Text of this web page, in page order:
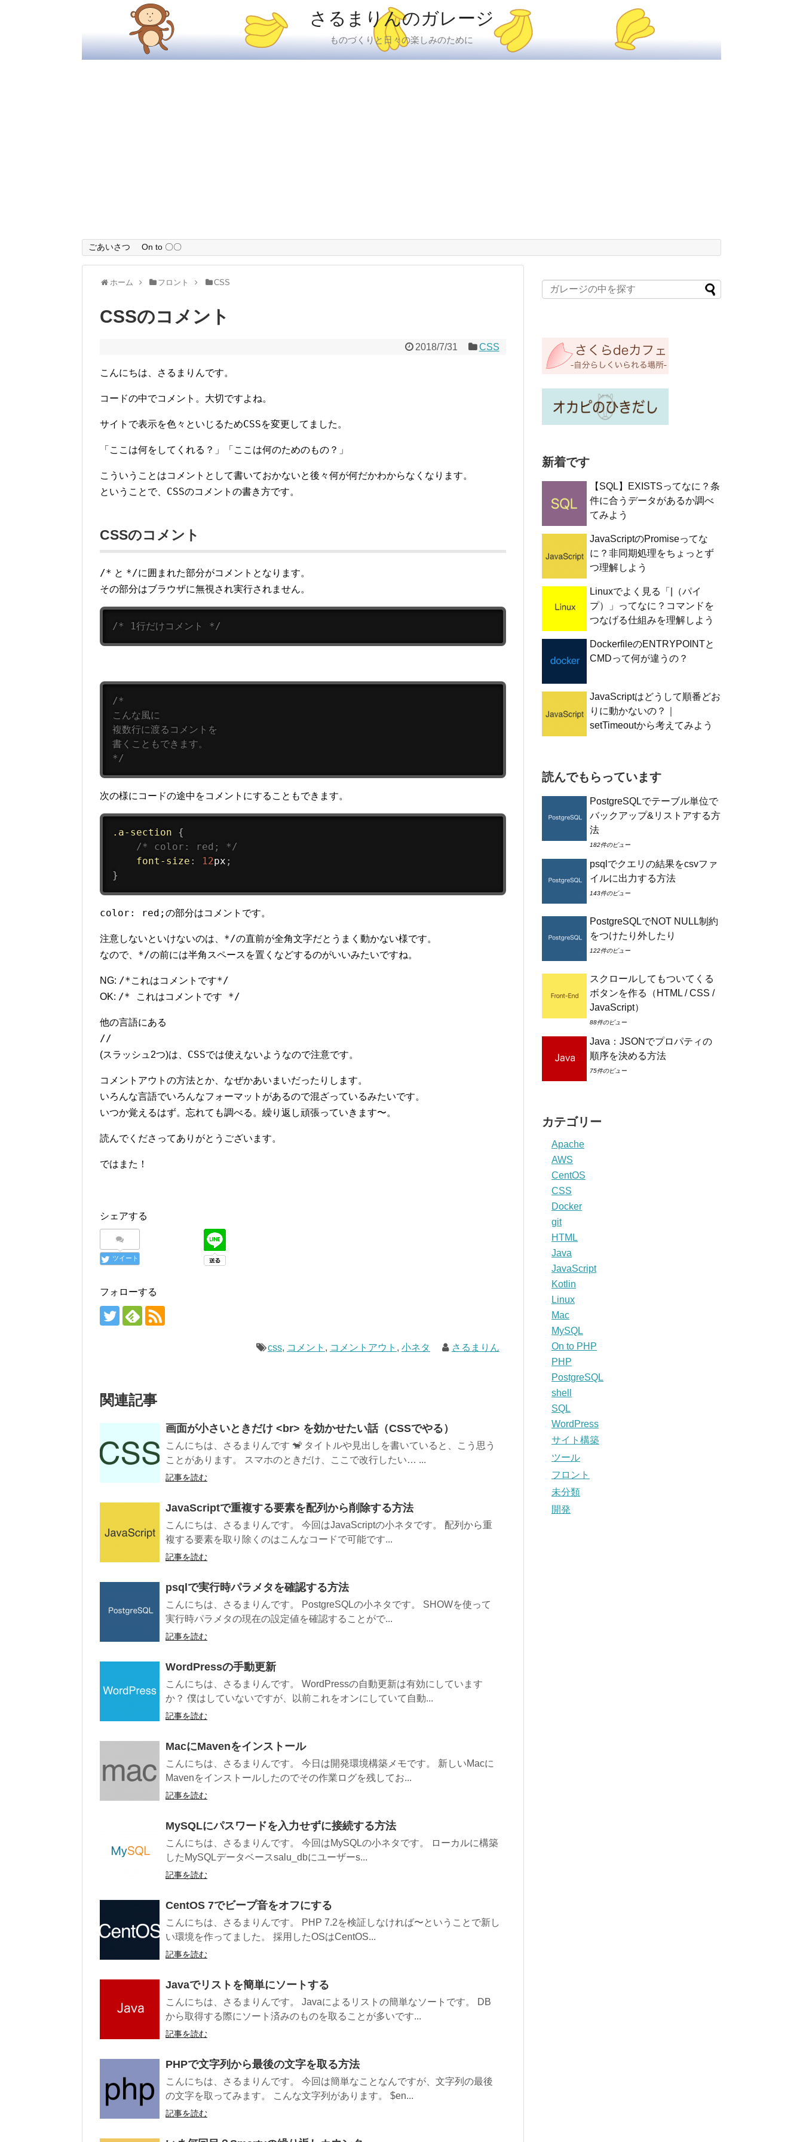
さるまりんのガレージ
ものづくりと日々の楽しみのために
ごあいさつ On to 〇〇
ホーム フロント CSS
CSSのコメント
2018/7/31 CSS
こんにちは、さるまりんです。
コードの中でコメント。大切ですよね。
サイトで表示を色々といじるためCSSを変更してました。
「ここは何をしてくれる？」「ここは何のためのもの？」
こういうことはコメントとして書いておかないと後々何が何だかわからなくなります。
ということで、 CSSのコメントの書き方です。
CSSのコメント
/* と */に囲まれた部分がコメントとなります。
その部分はブラウザに無視され実行されません。
/* 1行だけコメント */
/*
こんな風に
複数行に渡るコメントを
書くこともできます。
*/
次の様にコードの途中をコメントにすることもできます。
.a-section
{
/* color: red; */
font-size : 12px ;
}
color: red; の部分はコメントです。
注意しないといけないのは、 */の直前が全角文字だとうまく動かない様です。
なので、 */の前には半角スペースを置くなどするのがいいみたいですね。
NG: /*これはコメントです*/
OK: /* これはコメントです */
他の言語にある
//
(スラッシュ2つ)は、 CSSでは使えないようなので注意です。
コメントアウトの方法とか、なぜかあいまいだったりします。
いろんな言語でいろんなフォーマットがあるので混ざっているみたいです。
いつか覚えるはず。忘れても調べる。繰り返し頑張っていきます〜。
読んでくださってありがとうございます。
ではまた！
シェアする
ツイート
フォローする
css, コメント , コメントアウト ,小ネタ さるまりん
関連記事
画面が小さいときだけ <br> を効かせたい話（CSSでやる）
こんにちは、さるまりんです 🐒 タイトルや見出しを書いていると、こう思う
ことがあります。 スマホのときだけ、ここで改行したい… ...
記事を読む
JavaScriptで重複する要素を配列から削除する方法
こんにちは、さるまりんです。 今回はJavaScriptの小ネタです。 配列から重
複する要素を取り除くのはこんなコードで可能です...
記事を読む
psqlで実行時パラメタを確認する方法
こんにちは、さるまりんです。 PostgreSQLの小ネタです。 SHOWを使って
実行時パラメタの現在の設定値を確認することがで...
記事を読む
WordPressの手動更新
こんにちは、さるまりんです。 WordPressの自動更新は有効にしています
か？ 僕はしていないですが、以前これをオンにしていて自動...
記事を読む
MacにMavenをインストール
こんにちは、さるまりんです。 今日は開発環境構築メモです。 新しいMacに
Mavenをインストールしたのでその作業ログを残してお...
記事を読む
MySQLにパスワードを入力せずに接続する方法
こんにちは、さるまりんです。 今回はMySQLの小ネタです。 ローカルに構築
したMySQLデータベースsalu_dbにユーザーs...
記事を読む
CentOS 7でビープ音をオフにする
こんにちは、さるまりんです。 PHP 7.2を検証しなければ〜ということで新し
い環境を作ってました。 採用したOSはCentOS...
記事を読む
Javaでリストを簡単にソートする
こんにちは、さるまりんです。 Javaによるリストの簡単なソートです。 DB
から取得する際にソート済みのものを取ることが多いです...
記事を読む
PHPで文字列から最後の文字を取る方法
こんにちは、さるまりんです。 今回は簡単なことなんですが、文字列の最後
の文字を取ってみます。 こんな文字列があります。 $en...
記事を読む
新着です
【SQL】EXISTSってなに？条
件に合うデータがあるか調べ
てみよう
JavaScriptのPromiseってな
に？非同期処理をちょっとず
つ理解しよう
Linuxでよく見る「|（パイ
プ）」ってなに？コマンドを
つなげる仕組みを理解しよう
DockerfileのENTRYPOINTと
CMDって何が違うの？
JavaScriptはどうして順番どお
りに動かないの？｜
setTimeoutから考えてみよう
読んでもらっています
PostgreSQLでテーブル単位で
バックアップ&リストアする方
法
182件のビュー
psqlでクエリの結果をcsvファ
イルに出力する方法
143件のビュー
PostgreSQLでNOT NULL制約
をつけたり外したり
122件のビュー
スクロールしてもついてくる
ボタンを作る（HTML / CSS /
JavaScript）
88件のビュー
Java：JSONでプロパティの
順序を決める方法
75件のビュー
カテゴリー
Apache
AWS
CentOS
CSS
Docker
git
HTML
Java
JavaScript
Kotlin
Linux
Mac
MySQL
On to PHP
PHP
PostgreSQL
shell
SQL
WordPress
サイト構築
ツール
フロント
未分類
開発